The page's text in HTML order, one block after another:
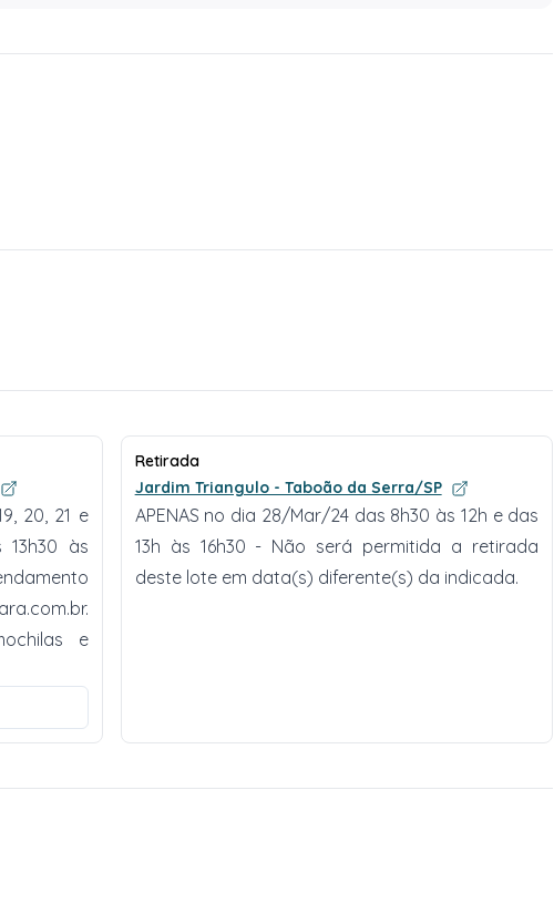
20, 21 e
às
.
e
Retirada
Jardim Triangulo - Taboão da Serra/SP
APENAS no dia 28/Mar/24 das 8h30 às 12h e das
13h às 16h30 - Não será permitida a retirada
deste lote em data(s) diferente(s) da indicada.